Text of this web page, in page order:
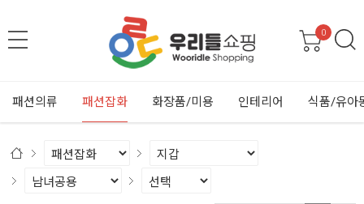
0
패션의류 패션잡화 화장품/미용 인테리어 식품/유아